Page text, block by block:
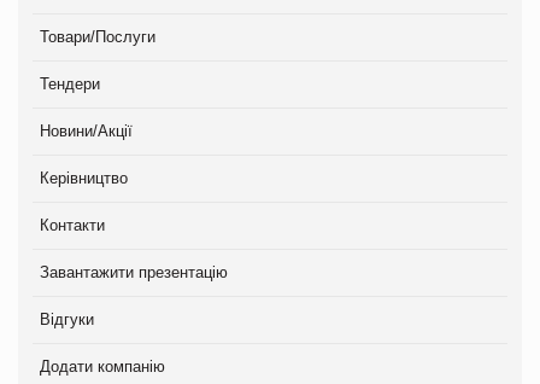
Товари/Послуги
Тендери
Новини/Акції
Керівництво
Контакти
Завантажити презентацію
Відгуки
Додати компанію